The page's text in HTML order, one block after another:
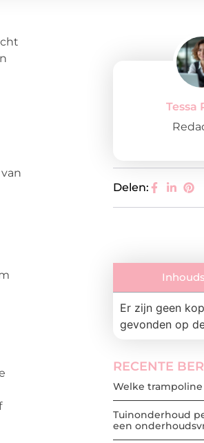
Tessa
Delen:
Er zijn geen
gevonden op
RECENTE
Welke
Tuinonderhoud
een